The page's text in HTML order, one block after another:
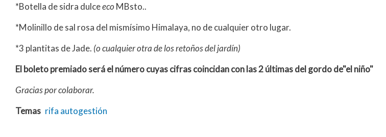
*Botella de sidra dulceeco MBsto..
*Molinillo de sal rosa del mismísimo Himalaya, no de cualquier otro lugar.
*3 plantitas de Jade. (o cualquier otra de los retoños del jardín)
El boleto premiado será el número cuyas cifras coincidan con las 2 últimas del gordo de"el niño"
Gracias por colaborar.
Temas rifa autogestión